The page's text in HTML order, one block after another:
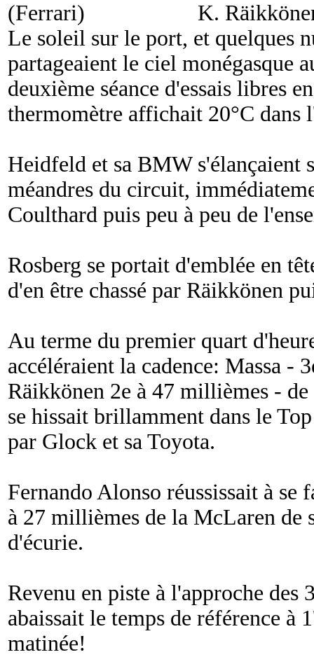
K.
Le soleil sur le port, et quelques
partageaient le ciel monégasque
deuxième séance d'essais libres
thermomètre affichait 20°C dans
Heidfeld et sa BMW s'élançaient
méandres du circuit,
Coulthard puis peu à peu de
Rosberg se portait d'emblée en
d'en être chassé par Räikkönen
Au terme du premier quart
accéléraient la cadence: Massa -
Räikkönen 2e à 47 millièmes -
se hissait brillamment dans le
par Glock et sa Toyota.
Fernando Alonso réussissait à
à 27 millièmes de la McLaren de
d'écurie.
Revenu en piste à l'approche
abaissait le temps de référence à
matinée!